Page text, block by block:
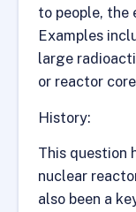
to people, the
Examples
large
or reactor
History:
This question
nuclear
also been a